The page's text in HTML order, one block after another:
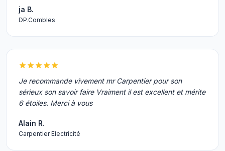
ja B.
DP.Combles
Je recommande vivement mr Carpentier pour son
sérieux son savoir faire Vraiment il est excellent et mérite
6 étoiles. Merci à vous
Alain R.
Carpentier Electricité